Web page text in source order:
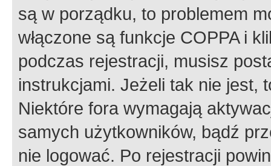
są w porządku, to problemem
włączone są funkcje COPPA i
podczas rejestracji, musisz
instrukcjami. Jeżeli tak nie jest,
Niektóre fora wymagają
samych użytkowników, bądź
nie logować. Po rejestracji